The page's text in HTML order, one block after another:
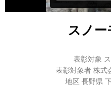
スノー
表彰対象
表彰対象者 株式
地区 長野県